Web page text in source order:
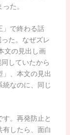
た。
」で終わる話
た。なぜズレ
文の見出し画
していたから
、本文の見出
統なのに、同じ
。再発防止と
有したら、面白